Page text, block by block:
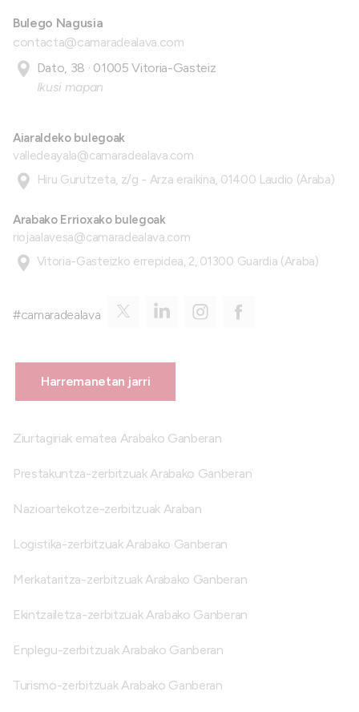
Bulego Nagusia
contacta@camaradealava.com
Dato, 38 · 01005 Vitoria-Gasteiz
Ikusi mapan
Aiaraldeko bulegoak
valledeayala@camaradealava.com
Hiru Gurutzeta, z/g - Arza eraikina, 01400 Laudio (Araba)
Arabako Errioxako bulegoak
riojaalavesa@camaradealava.com
Vitoria-Gasteizko errepidea, 2, 01300 Guardia (Araba)
#camaradealava
Harremanetan jarri
Ziurtagiriak ematea Arabako Ganberan
Prestakuntza-zerbitzuak Arabako Ganberan
Nazioartekotze-zerbitzuak Araban
Logistika-zerbitzuak Arabako Ganberan
Merkataritza-zerbitzuak Arabako Ganberan
Ekintzailetza-zerbitzuak Arabako Ganberan
Enplegu-zerbitzuak Arabako Ganberan
Turismo-zerbitzuak Arabako Ganberan